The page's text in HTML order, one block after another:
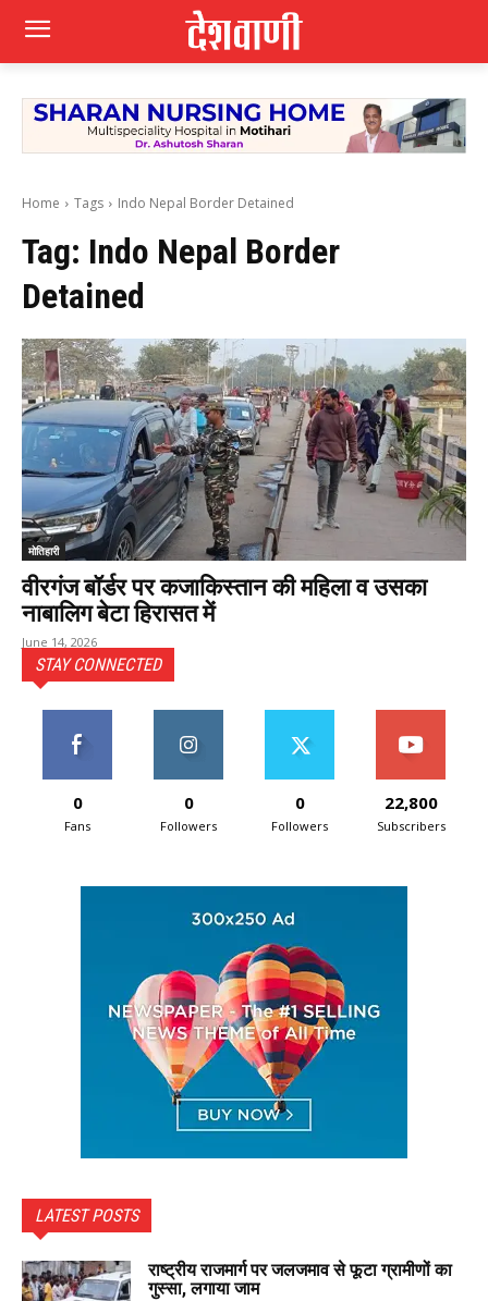
Home Tags Indo Nepal Border Detained
Tag: Indo Nepal Border
Detained
मोतिहारी
वीरगंज बॉर्डर पर कजाकिस्तान की महिला व उसका
नाबालिग बेटा हिरासत में
June 14, 2026
STAY CONNECTED
0
Fans
0
Followers
0
Followers
22,800
Subscribers
LATEST POSTS
राष्ट्रीय राजमार्ग पर जलजमाव से फूटा ग्रामीणों का
गुस्सा, लगाया जाम